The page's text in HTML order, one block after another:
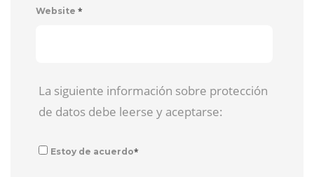
Website *
La siguiente información sobre protección
de datos debe leerse y aceptarse:
Estoy de acuerdo*